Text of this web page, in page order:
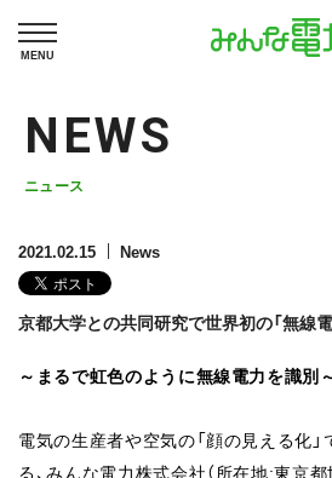
MENU
NEWS
ニュース
2021.02.15 News
京都大学との共同研究で世界初の「無線
～まるで虹色のように無線電力を識別
電気の生産者や空気の「顔の見える化
る、みんな電力株式会社（所在地:東京